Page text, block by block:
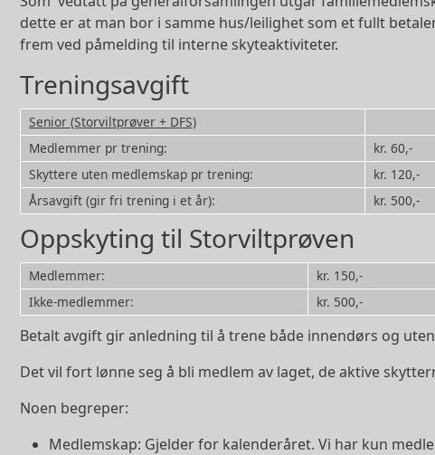
dette er at man bor i samme hus/leilighet som et fullt
frem ved påmelding til interne skyteaktiviteter.
Treningsavgift
Senior (Storviltprøver + DFS)
Medlemmer pr trening:
kr. 60,-
Skyttere uten medlemskap pr trening:
kr. 120,-
Årsavgift (gir fri trening i et år):
kr. 500,-
Oppskyting til Storviltprøven
Medlemmer:
kr. 150,-
Ikke-medlemmer:
kr. 500,-
Betalt avgift gir anledning til å trene både innendørs og
Det vil fort lønne seg å bli medlem av laget, de aktive
Noen begreper:
Medlemskap: Gjelder for kalenderåret. Vi har kun